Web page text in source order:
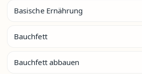
Basische Ernährung
Bauchfett
Bauchfett abbauen